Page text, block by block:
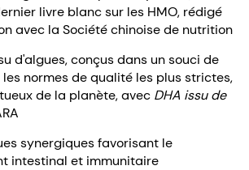
livre blanc sur les HMO, rédigé
avec la Société chinoise de nutrition
d'algues, conçus dans un souci de
normes de qualité les plus strictes,
de la planète, avec DHA issu de
synergiques favorisant le
intestinal et immunitaire